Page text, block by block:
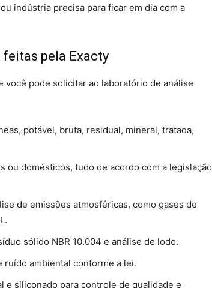
indústria precisa para ficar em dia com a
pela Exacty
você pode solicitar ao laboratório de análise
potável, bruta, residual, mineral, tratada,
ou domésticos, tudo de acordo com a legislação
de emissões atmosféricas, como gases de
sólido NBR 10.004 e análise de lodo.
ruído ambiental conforme a lei.
e siliconado para controle de qualidade e